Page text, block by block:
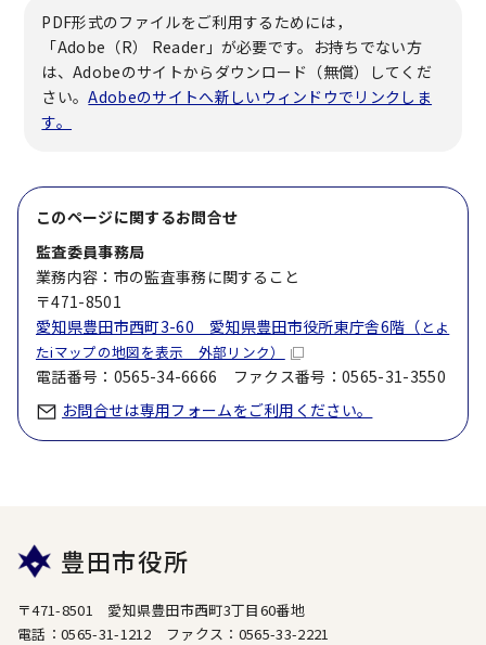
PDF形式のファイルをご利用するためには，
「Adobe（R） Reader」が必要です。お持ちでない方
は、Adobeのサイトからダウンロード（無償）してくだ
さい。Adobeのサイトへ新しいウィンドウでリンクしま
す。
このページに関するお問合せ
監査委員事務局
業務内容：市の監査事務に関すること
〒471-8501
愛知県豊田市西町3-60 愛知県豊田市役所東庁舎6階（ とよ
たiマップの地図を表示 外部リンク）
電話番号：0565-34-6666 ファクス番号：0565-31-3550
お問合せは専用フォームをご利用ください。
豊田市役所
〒471-8501 愛知県豊田市西町3丁目60番地
電話：0565-31-1212 ファクス：0565-33-2221